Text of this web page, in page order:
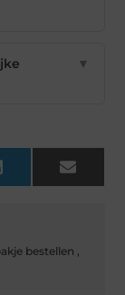
▼
LinkedIn Email
bestellen ,